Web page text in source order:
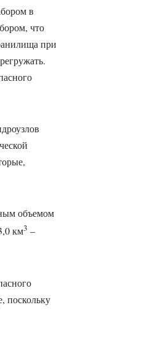
в
что
при
объемом
км3 –
поскольку